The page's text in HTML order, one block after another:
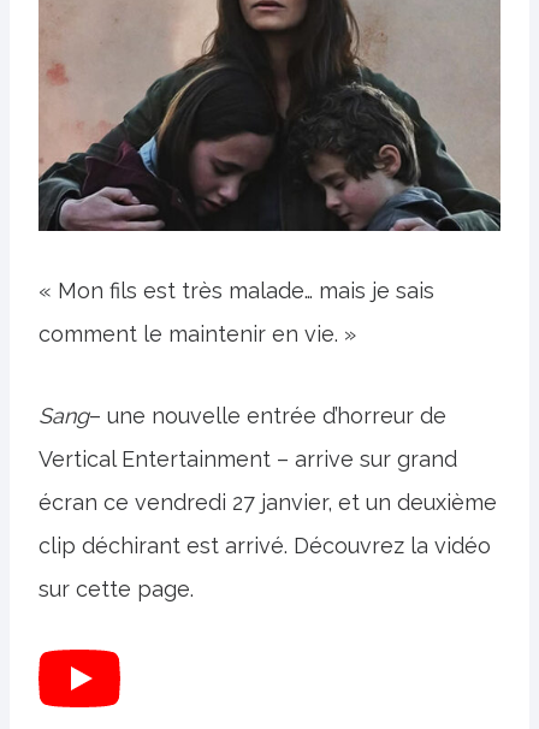
« Mon fils est très malade… mais je sais
comment le maintenir en vie. »
Sang– une nouvelle entrée d’horreur de
Vertical Entertainment – ​​arrive sur grand
écran ce vendredi 27 janvier, et un deuxième
clip déchirant est arrivé. Découvrez la vidéo
sur cette page.